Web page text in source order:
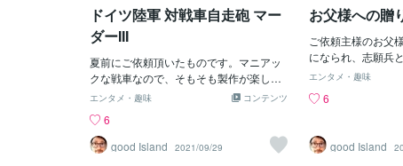
（ちなみにタオル生地のようなしっかり
したハンカチが好きです）
でも思い出に残る
記念日にかかれることが多いです私磯野
が描いていて最も好きな似顔絵の一つで
すじぃじばぁばへ！還暦古希喜寿白寿！
愛するじぃじやばぁばにお送りする愛の
詰まったプレゼント最高ですねまとめい
かがでしたか？似顔絵ってどうなるんだ
ろう？そういったお悩みは全て、私磯野
が解決いたしますぜひともご検討よろし
くお願いいたします
ドイツ陸軍 対戦車自走砲 マー
ダーIII
夏前にご依頼頂いたものです。マニアッ
クな戦車なので、そもそも製作が楽しか
ったです。基本工賃 30,000円 （お得
ています。） キット料金 3,300円（キ
ットは未購入とのこと、Amazonで代理
購入し、ご請求させて頂きました） 送
コンテンツ
エンタメ・趣味
6
good Island
2021/09/29
お父様への贈
ご依頼主様のお父
になられ、志願兵
入隊し、練習機「
影にプラモデルを
に。ご冥福をお祈
0,000円 （食玩の
エンタメ・趣味
6
good Island